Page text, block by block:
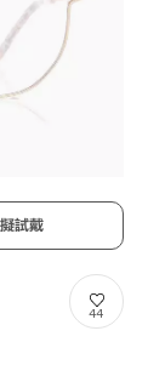
試戴
44